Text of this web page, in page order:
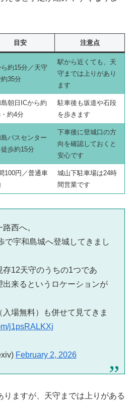
目安 注意点
約15分／天守
約35分
駅から近くても、天
守までは上りがあり
ます
朝日ICから約
約4分
駐車後も坂道や石段
を歩きます
バスセンター
歩約15分
下車後に登城口の方
向を確認しておくと
安心です
100円／普通車
城山下駐車場は24時
間営業です
西へ。
で宇和島城へ登城してきまし
存12天守のうちの1つであ
出来るというロケーションが
場無料）も併せて見てきま
j1psRALKXj
February 2, 2026
りますが、天守までは上りがある